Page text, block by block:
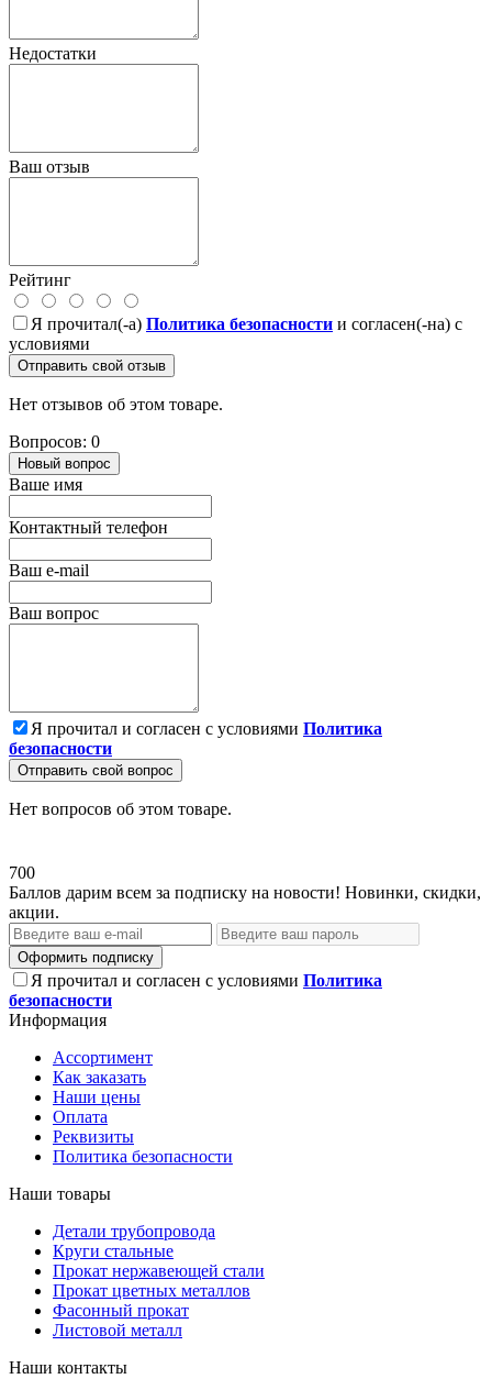
Недостатки
Ваш отзыв
Рейтинг
Я прочитал(-а) Политика безопасности и согласен(-на) с
условиями
Отправить свой отзыв
Нет отзывов об этом товаре.
Вопросов: 0
Новый вопрос
Ваше имя
Контактный телефон
Ваш e-mail
Ваш вопрос
Я прочитал и согласен с условиями Политика
безопасности
Отправить свой вопрос
Нет вопросов об этом товаре.
700
Баллов дарим всем за подписку на новости! Новинки, скидки,
акции.
Оформить подписку
Я прочитал и согласен с условиями Политика
безопасности
Информация
Ассортимент
Как заказать
Наши цены
Оплата
Реквизиты
Политика безопасности
Наши товары
Детали трубопровода
Круги стальные
Прокат нержавеющей стали
Прокат цветных металлов
Фасонный прокат
Листовой металл
Наши контакты